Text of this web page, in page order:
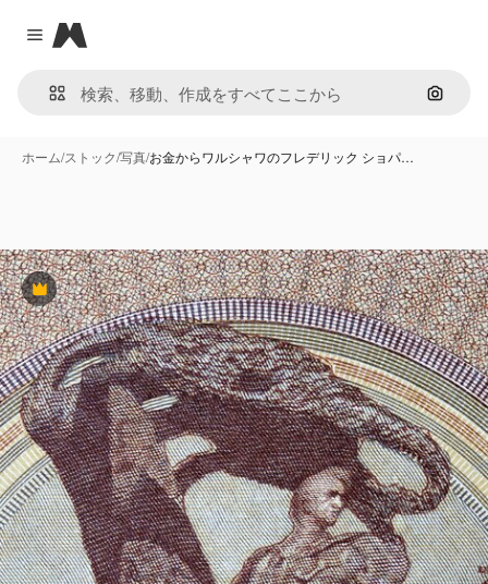
Close menu
Magnific
画像で
ホーム/ストック/写真/お金からワルシャワのフレデリック ショパ…
Premium